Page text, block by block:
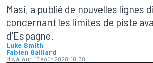
Masi, a publié de nouvelles lignes
concernant les limites de piste
d'Espagne.
Luke Smith
Fabien Gaillard
Mis à jour: 13 août 2020, 10:38